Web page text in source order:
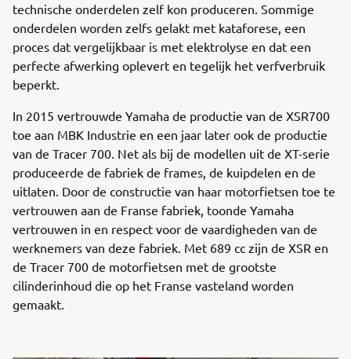
technische onderdelen zelf kon produceren. Sommige
onderdelen worden zelfs gelakt met kataforese, een
proces dat vergelijkbaar is met elektrolyse en dat een
perfecte afwerking oplevert en tegelijk het verfverbruik
beperkt.
In 2015 vertrouwde Yamaha de productie van de XSR700
toe aan MBK Industrie en een jaar later ook de productie
van de Tracer 700. Net als bij de modellen uit de XT-serie
produceerde de fabriek de frames, de kuipdelen en de
uitlaten. Door de constructie van haar motorfietsen toe te
vertrouwen aan de Franse fabriek, toonde Yamaha
vertrouwen in en respect voor de vaardigheden van de
werknemers van deze fabriek. Met 689 cc zijn de XSR en
de Tracer 700 de motorfietsen met de grootste
cilinderinhoud die op het Franse vasteland worden
gemaakt.